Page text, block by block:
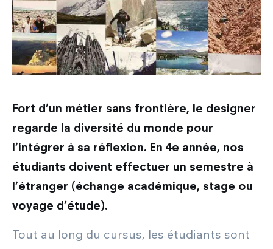
Fort d’un métier sans frontière, le designer
regarde la diversité du monde pour
l’intégrer à sa réflexion. En 4e année, nos
étudiants doivent effectuer un semestre à
l’étranger (échange académique, stage ou
voyage d’étude).
Tout au long du cursus, les étudiants sont